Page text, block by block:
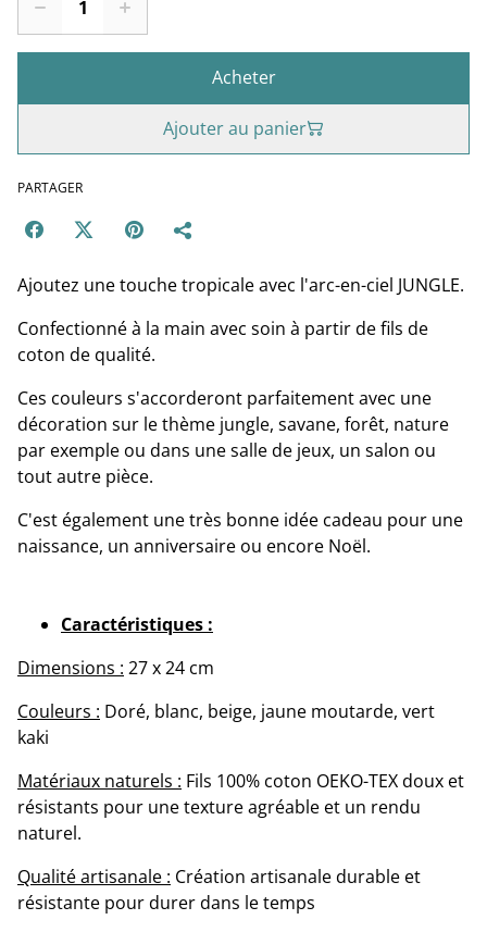
Acheter
Ajouter au panier
PARTAGER
Ajoutez une touche tropicale avec l'arc-en-ciel JUNGLE.
Confectionné à la main avec soin à partir de fils de
coton de qualité.
Ces couleurs s'accorderont parfaitement avec une
décoration sur le thème jungle, savane, forêt, nature
par exemple ou dans une salle de jeux, un salon ou
tout autre pièce.
C'est également une très bonne idée cadeau pour une
naissance, un anniversaire ou encore Noël.
Caractéristiques :
Dimensions : 27 x 24 cm
Couleurs : Doré, blanc, beige, jaune moutarde, vert
kaki
Matériaux naturels : Fils 100% coton OEKO-TEX doux et
résistants pour une texture agréable et un rendu
naturel.
Qualité artisanale : Création artisanale durable et
résistante pour durer dans le temps